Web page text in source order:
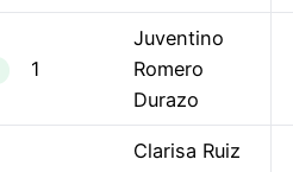
1
Juventino
Romero
Durazo
Clarisa Ruiz